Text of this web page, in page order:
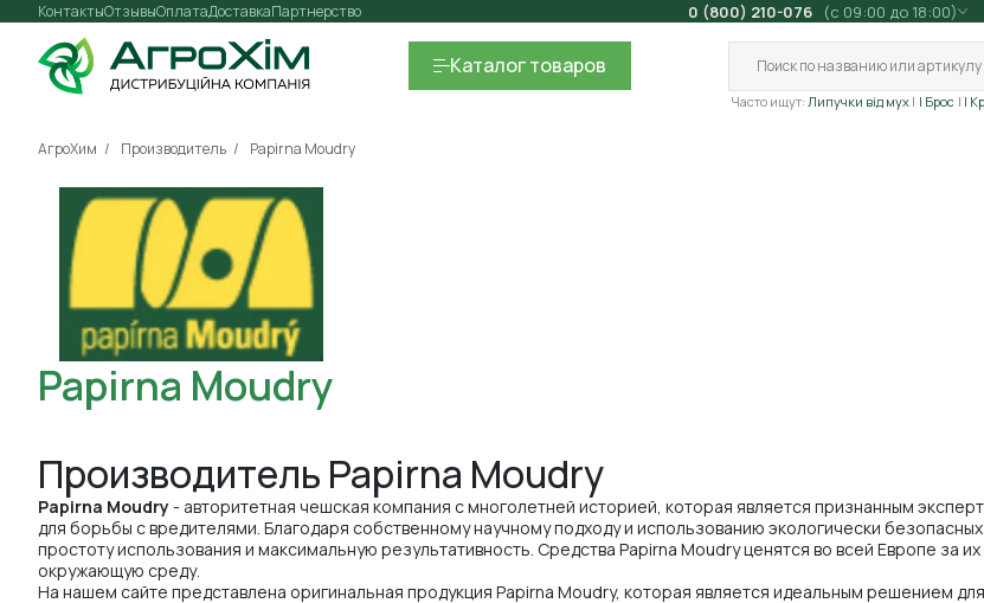
Контакты Оплата
Отзывы ДоставкаПартнерство 0 (800) 210-076 (с 09:00 до 18:00)
Каталогтоваров
Часто ищут: Липучки від мух | Брос |
АгроХим Производитель Papirna Moudry
Papirna Moudry
Производитель Papirna Moudry
Papirna Moudry- авторитетная чешская компания с многолетней историей, которая является признанным
для борьбы с вредителями. Благодаря собственному научному подходу и использованию экологически
простоту использования и максимальную результативность. Средства Papirna Moudry ценятся во всей Европе за
окружающую среду.
На нашем сайте представлена оригинальная продукция Papirna Moudry, которая является идеальным решением